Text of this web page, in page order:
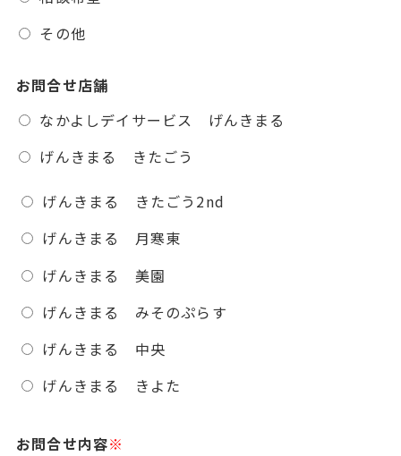
その他
お問合せ店舗
なかよしデイサービス げんきまる
げんきまる きたごう
げんきまる きたごう2nd
げんきまる 月寒東
げんきまる 美園
げんきまる みそのぷらす
げんきまる 中央
げんきまる きよた
お問合せ内容※